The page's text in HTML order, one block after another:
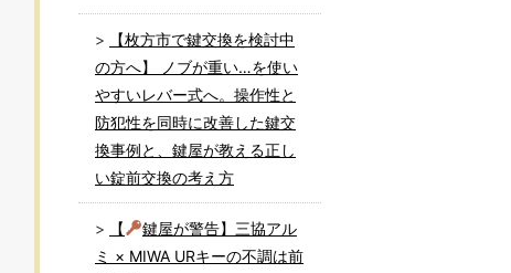
【枚方市で鍵交換を検討中
の方へ】 ノブが重い…を使い
やすいレバー式へ。操作性と
防犯性を同時に改善した鍵交
換事例と、鍵屋が教える正し
い錠前交換の考え方
【
鍵屋が警告】三協アル
ミ × MIWA URキーの不調は前